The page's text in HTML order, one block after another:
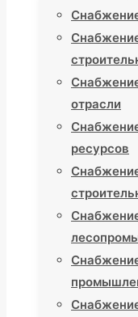
отрасли
ресурсов